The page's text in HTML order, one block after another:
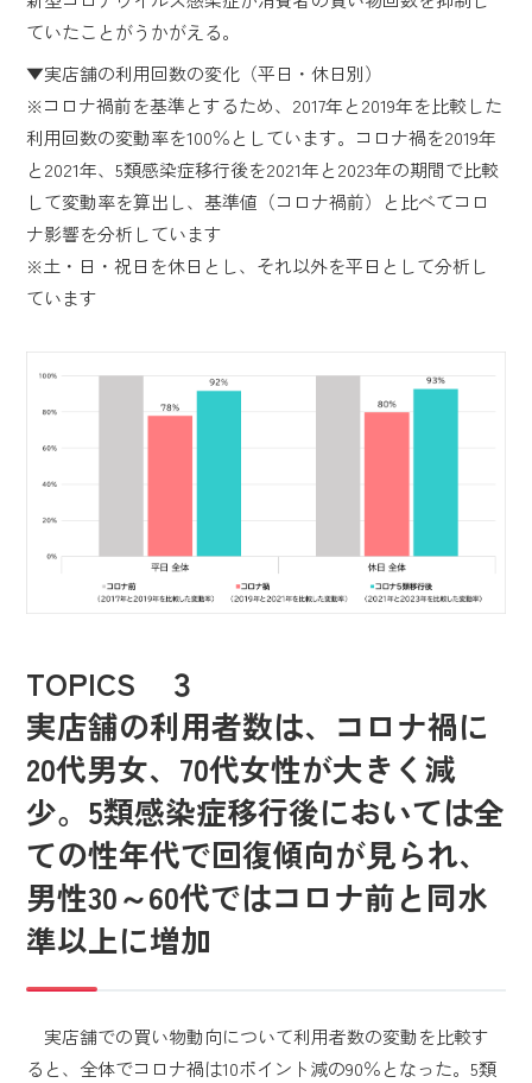
ていたことがうかがえる。
▼実店舗の利用回数の変化（平日・休日別）
※コロナ禍前を基準とするため、2017年と2019年を比較した
利用回数の変動率を100％としています。コロナ禍を2019年
と2021年、5類感染症移行後を2021年と2023年の期間で比較
して変動率を算出し、基準値（コロナ禍前）と比べてコロ
ナ影響を分析しています
※土・日・祝日を休日とし、それ以外を平日として分析し
ています
TOPICS ３
実店舗の利用者数は、コロナ禍に
20代男女、70代女性が大きく減
少。5類感染症移行後においては全
ての性年代で回復傾向が見られ、
男性30～60代ではコロナ前と同水
準以上に増加
実店舗での買い物動向について利用者数の変動を比較す
ると、全体でコロナ禍は10ポイント減の90％となった。5類